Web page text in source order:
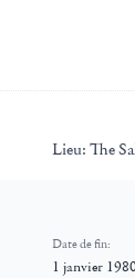
Lieu: The
Date de fin:
1 janvier